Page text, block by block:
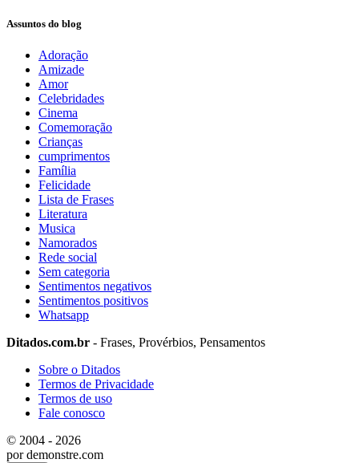
Assuntos do blog
Adoração
Amizade
Amor
Celebridades
Cinema
Comemoração
Crianças
cumprimentos
Família
Felicidade
Lista de Frases
Literatura
Musica
Namorados
Rede social
Sem categoria
Sentimentos negativos
Sentimentos positivos
Whatsapp
Ditados.com.br - Frases, Provérbios, Pensamentos
Sobre o Ditados
Termos de Privacidade
Termos de uso
Fale conosco
© 2004 - 2026
por demonstre.com